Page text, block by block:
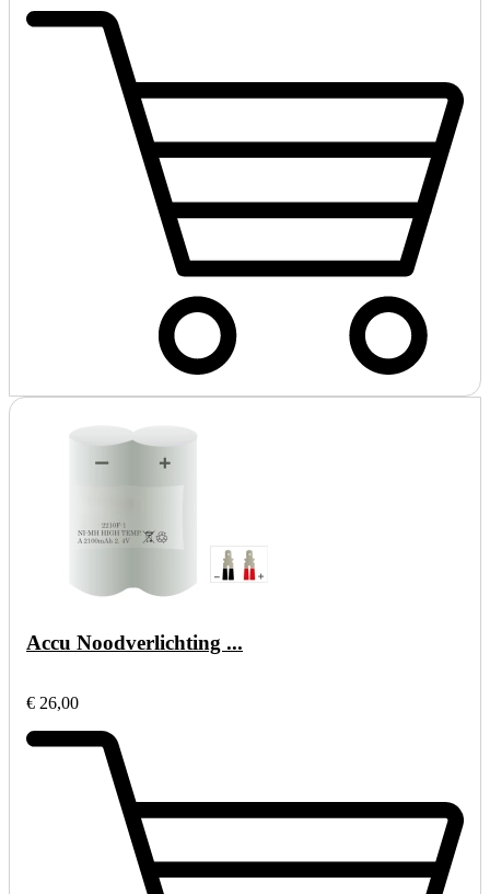
Accu Noodverlichting ...
€ 26,00